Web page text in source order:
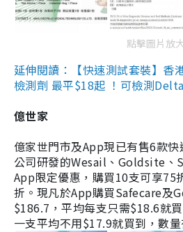
點擊圖片放
延伸閱讀：【快速測試套裝】香
檢測劑 最平$18起 ！可檢測
億世家
億家世門市及App現已有售6款
公司研發的Wesail、Goldsite、
App限定優惠，購買10支可享75
折。現凡於App購買Safecare及
$186.7，平均每支只需$18.6就
一支平均不用$17.9就買到，數